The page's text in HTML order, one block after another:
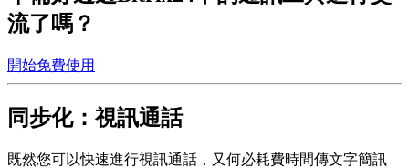
流了嗎？
開始免費使用
同步化：視訊通話
既然您可以快速進行視訊通話，又何必耗費時間傳文字簡訊